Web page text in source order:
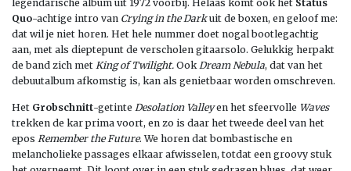
legendarische album uit 1972 voorbij. Helaas komt ook het Status
Quo-achtige intro van Crying in the Darkuit de boxen, en geloof me:
dat wil je niet horen. Het hele nummer doet nogal bootlegachtig
aan, met als dieptepunt de verscholen gitaarsolo. Gelukkig herpakt
de band zich met King of Twilight. Ook Dream Nebula, dat van het
debuutalbum afkomstig is, kan als genietbaar worden omschreven.
Het Grobschnitt-getinte Desolation Valleyen het sfeervolle Waves
trekken de kar prima voort, en zo is daar het tweede deel van het
epos Remember the Future. We horen dat bombastische en
melancholieke passages elkaar afwisselen, totdat een groovy stuk